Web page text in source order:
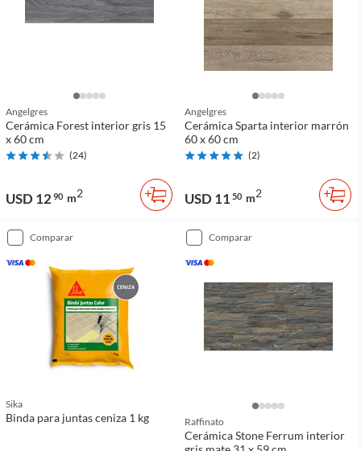
Angelgres
Cerámica Forest interior gris 15
x 60 cm
(24)
USD 12 90 m2
Angelgres
Cerámica Sparta interior marrón
60 x 60 cm
(2)
USD 11 50 m2
comparar
Sika
Binda para juntas ceniza 1 kg
comparar
Raffinato
Cerámica Stone Ferrum interior